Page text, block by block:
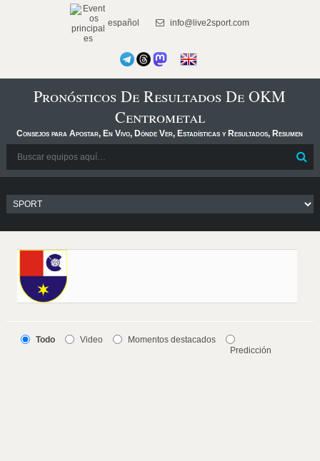
español info@live2sport.com
Pronósticos De Resultados De OKM
Centrometal
Consejos para Apostar, En Vivo, Dónde Ver, Estadísticas y Resultados, Resumen
Todo Video
Momentos destacados
Predicción